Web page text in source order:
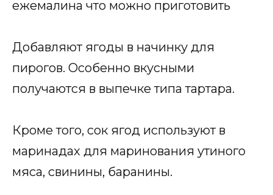
Добавляют ягоды в начинку для
пирогов. Особенно вкусными
получаются в выпечке типа тартара.
Кроме того, сок ягод используют в
маринадах для маринования утиного
мяса, свинины, баранины.